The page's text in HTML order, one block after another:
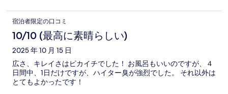
宿泊者限定の口コミ
10/10 (最高に素晴らしい)
2025 年 10 月 15 日
広さ、キレイさはピカイチでした！ お風呂もいいのですが、４
日間中、1日だけですが、ハイター臭が強烈でした。 それ以外は
とてもよかったです！